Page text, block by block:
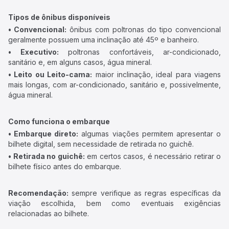
Tipos de ônibus disponíveis
• Convencional: ônibus com poltronas do tipo convencional
geralmente possuem uma inclinação até 45º e banheiro.
• Executivo: poltronas confortáveis, ar-condicionado,
sanitário e, em alguns casos, água mineral.
• Leito ou Leito-cama: maior inclinação, ideal para viagens
mais longas, com ar-condicionado, sanitário e, possivelmente,
água mineral.
Como funciona o embarque
• Embarque direto: algumas viações permitem apresentar o
bilhete digital, sem necessidade de retirada no guichê.
• Retirada no guichê: em certos casos, é necessário retirar o
bilhete físico antes do embarque.
Recomendação: sempre verifique as regras específicas da
viação escolhida, bem como eventuais exigências
relacionadas ao bilhete.